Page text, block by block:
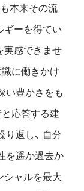
本来その流
ギーを得てい
実感できませ
に働きかけ
い豊かさをも
と応答する建
返し、 自分
を遥か過去か
シャルを最大